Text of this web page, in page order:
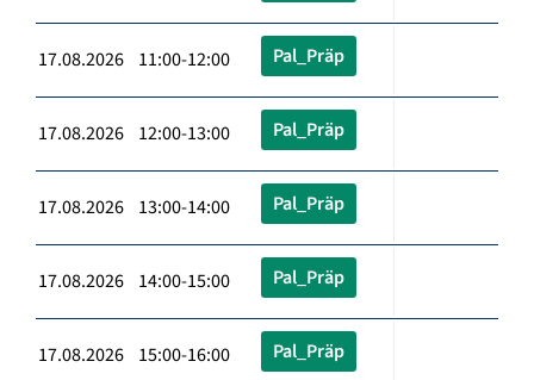
17.08.2026 11:00-12:00 Pal_Präp
17.08.2026 12:00-13:00 Pal_Präp
17.08.2026 13:00-14:00 Pal_Präp
17.08.2026 14:00-15:00 Pal_Präp
17.08.2026 15:00-16:00 Pal_Präp